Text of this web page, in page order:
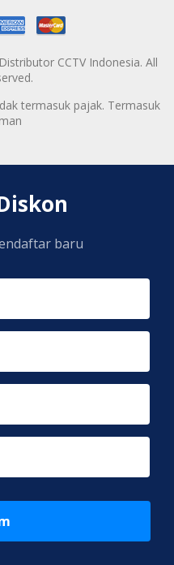
CCTV Indonesia. All
termasuk pajak. Termasuk
baru